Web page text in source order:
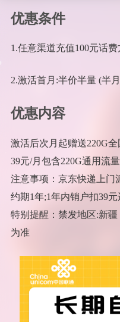
优惠条件
1.任意渠道充值100元话
2.激活首月:半价半量 (半
优惠内容
激活后次月起赠送220G
39元/月包含220G通用流
注意事项：京东快递上门
约期1年;1年内销户扣39
特别提醒：禁发地区:新
为准